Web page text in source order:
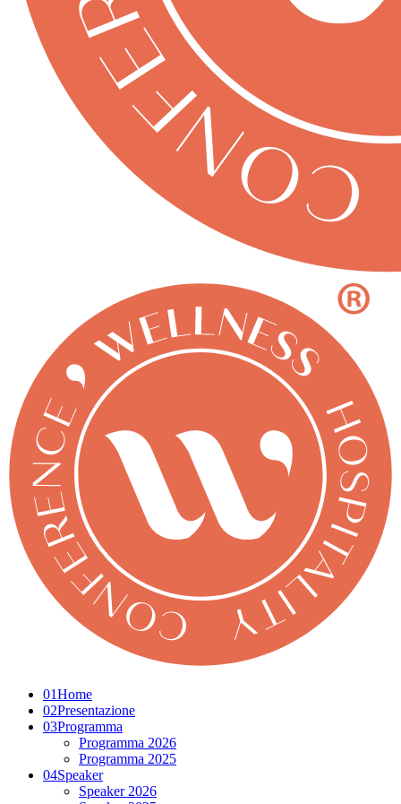
01Home
02Presentazione
03Programma
Programma 2026
Programma 2025
04Speaker
Speaker 2026